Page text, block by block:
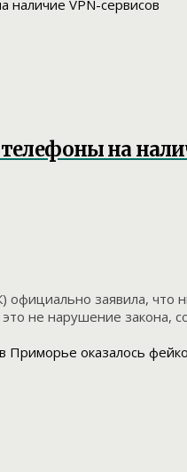
на
заявила, что
не нарушение закона,